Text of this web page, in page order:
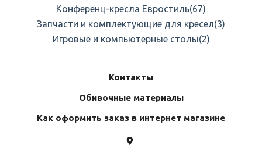
Конференц-кресла Евростиль(67)
Запчасти и комплектующие для кресел(3)
Игровые и компьютерные столы(2)
Контакты
Обивочные материалы
Как оформить заказ в интернет магазине